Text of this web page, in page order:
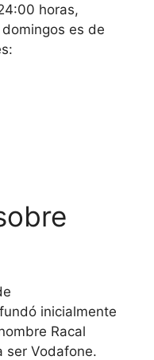
horas,
es de
inicialmente
Racal
ser Vodafone.